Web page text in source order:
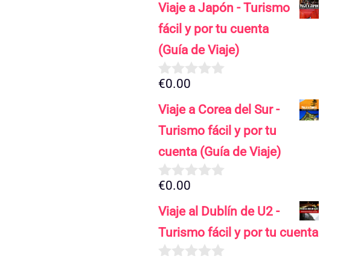
Viaje a Japón - Turismo
fácil y por tu cuenta
(Guía de Viaje)
0
e
5
€0.00
Viaje a Corea del Sur -
Turismo fácil y por tu
cuenta (Guía de Viaje)
0
e
5
€0.00
Viaje al Dublín de U2 -
Turismo fácil y por tu cuenta